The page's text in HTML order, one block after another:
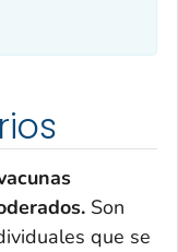
Son
que se